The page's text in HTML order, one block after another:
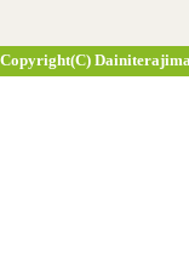
Copyright(C)